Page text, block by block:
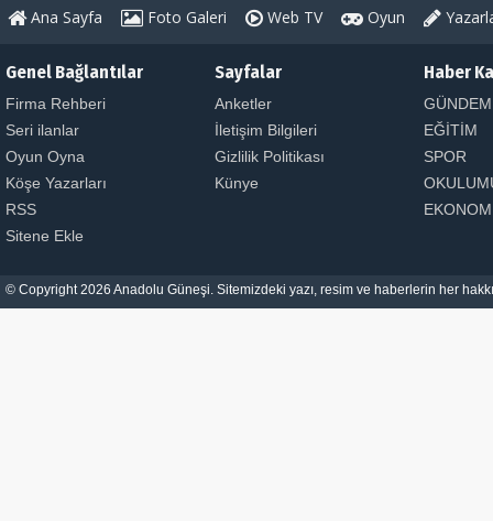
Ana Sayfa Foto Galeri Web TV Oyun
Genel Bağlantılar
Firma Rehberi
Seri ilanlar
Oyun Oyna
Köşe Yazarları
RSS
Sitene Ekle
Sayfalar
Anketler
İletişim Bilgileri
Gizlilik Politikası
Künye
Haber
GÜNDEM
EĞİTİM
SPOR
© Copyright 2026 Anadolu Güneşi. Sitemizdeki yazı, resim ve haberlerin her